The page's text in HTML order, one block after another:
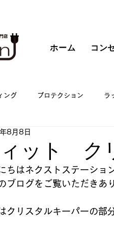
ホーム コン
ング プロテクション ラ
ット ク
8月8日
ちはネクストステーショ
ブログをご覧いただきあ
クリスタルキーパーの部